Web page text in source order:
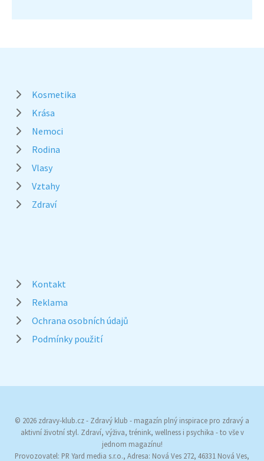
Kosmetika
Krása
Nemoci
Rodina
Vlasy
Vztahy
Zdraví
Kontakt
Reklama
Ochrana osobních údajů
Podmínky použití
© 2026 zdravy-klub.cz - Zdravý klub - magazín plný inspirace pro zdravý a
aktivní životní styl. Zdraví, výživa, trénink, wellness i psychika - to vše v
jednom magazínu!
Provozovatel: PR Yard media s.r.o., Adresa: Nová Ves 272, 46331 Nová Ves,